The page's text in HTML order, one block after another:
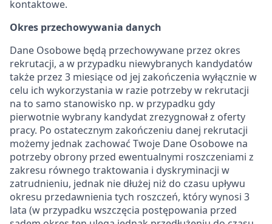
kontaktowe.
Okres przechowywania danych
Dane Osobowe będą przechowywane przez okres
rekrutacji, a w przypadku niewybranych kandydatów
także przez 3 miesiące od jej zakończenia wyłącznie w
celu ich wykorzystania w razie potrzeby w rekrutacji
na to samo stanowisko np. w przypadku gdy
pierwotnie wybrany kandydat zrezygnował z oferty
pracy. Po ostatecznym zakończeniu danej rekrutacji
możemy jednak zachować Twoje Dane Osobowe na
potrzeby obrony przed ewentualnymi roszczeniami z
zakresu równego traktowania i dyskryminacji w
zatrudnieniu, jednak nie dłużej niż do czasu upływu
okresu przedawnienia tych roszczeń, który wynosi 3
lata (w przypadku wszczęcia postępowania przed